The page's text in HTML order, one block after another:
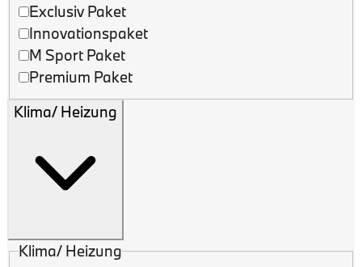
Exclusiv Paket
Innovationspaket
M Sport Paket
Premium Paket
Klima/ Heizung
Klima/ Heizung